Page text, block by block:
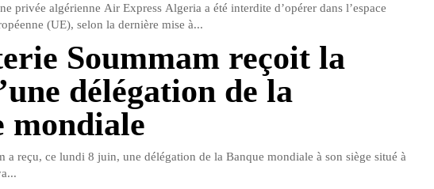
privée algérienne Air Express Algeria a été interdite d’opérer dans l’espace
(UE), selon la dernière mise à...
Soummam reçoit la
délégation de la
mondiale
a reçu, ce lundi 8 juin, une délégation de la Banque mondiale à son siège situé à